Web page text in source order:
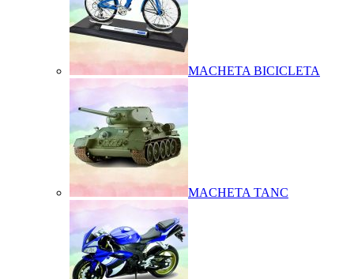
MACHETA BICICLETA
MACHETA TANC